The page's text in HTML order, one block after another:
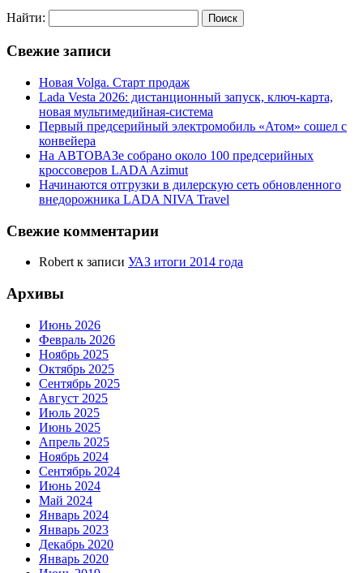
Найти:
Свежие записи
Новая Volga. Старт продаж
Lada Vesta 2026: дистанционный запуск, ключ-карта,
новая мультимедийная-система
Первый предсерийный электромобиль «Атом» сошел с
конвейера
На АВТОВАЗе собрано около 100 предсерийных
кроссоверов LADA Azimut
Начинаются отгрузки в дилерскую сеть обновленного
внедорожника LADA NIVA Travel
Свежие комментарии
Robert к записи УАЗ итоги 2014 года
Архивы
Июнь 2026
Февраль 2026
Ноябрь 2025
Октябрь 2025
Сентябрь 2025
Август 2025
Июль 2025
Июнь 2025
Апрель 2025
Ноябрь 2024
Сентябрь 2024
Июнь 2024
Май 2024
Январь 2024
Январь 2023
Декабрь 2020
Январь 2020